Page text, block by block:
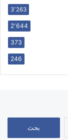
3٬263
2٬644
373
246